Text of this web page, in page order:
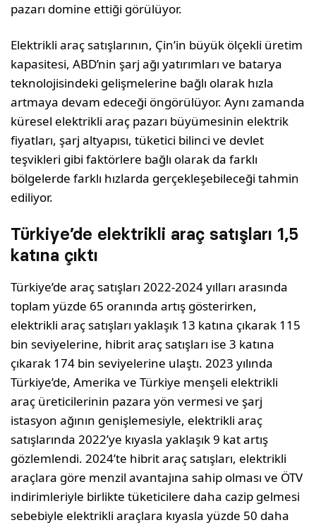
pazarı domine ettiği görülüyor.
Elektrikli araç satışlarının, Çin’in büyük ölçekli üretim
kapasitesi, ABD’nin şarj ağı yatırımları ve batarya
teknolojisindeki gelişmelerine bağlı olarak hızla
artmaya devam edeceği öngörülüyor. Aynı zamanda
küresel elektrikli araç pazarı büyümesinin elektrik
fiyatları, şarj altyapısı, tüketici bilinci ve devlet
teşvikleri gibi faktörlere bağlı olarak da farklı
bölgelerde farklı hızlarda gerçekleşebileceği tahmin
ediliyor.
Türkiye’de elektrikli araç satışları 1,5
katına çıktı
Türkiye’de araç satışları 2022-2024 yılları arasında
toplam yüzde 65 oranında artış gösterirken,
elektrikli araç satışları yaklaşık 13 katına çıkarak 115
bin seviyelerine, hibrit araç satışları ise 3 katına
çıkarak 174 bin seviyelerine ulaştı. 2023 yılında
Türkiye’de, Amerika ve Türkiye menşeli elektrikli
araç üreticilerinin pazara yön vermesi ve şarj
istasyon ağının genişlemesiyle, elektrikli araç
satışlarında 2022’ye kıyasla yaklaşık 9 kat artış
gözlemlendi. 2024’te hibrit araç satışları, elektrikli
araçlara göre menzil avantajına sahip olması ve ÖTV
indirimleriyle birlikte tüketicilere daha cazip gelmesi
sebebiyle elektrikli araçlara kıyasla yüzde 50 daha